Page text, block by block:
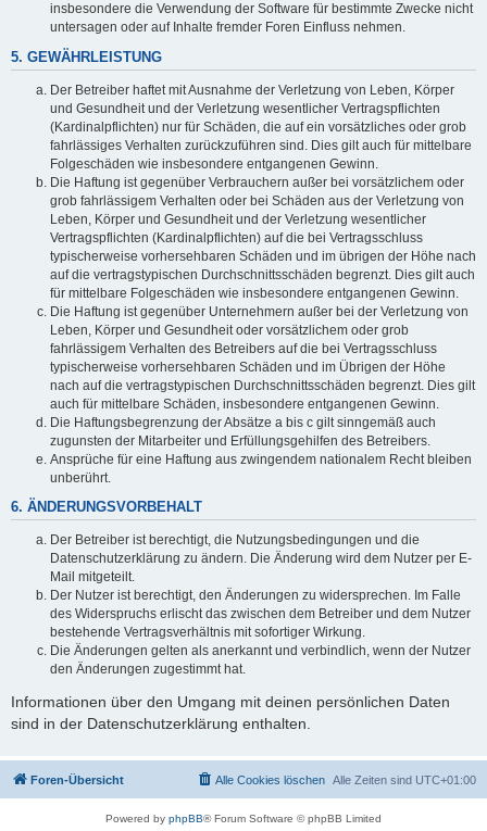
insbesondere die Verwendung der Software für bestimmte Zwecke nicht
untersagen oder auf Inhalte fremder Foren Einfluss nehmen.
5. GEWÄHRLEISTUNG
Der Betreiber haftet mit Ausnahme der Verletzung von Leben, Körper
und Gesundheit und der Verletzung wesentlicher Vertragspflichten
(Kardinalpflichten) nur für Schäden, die auf ein vorsätzliches oder grob
fahrlässiges Verhalten zurückzuführen sind. Dies gilt auch für mittelbare
Folgeschäden wie insbesondere entgangenen Gewinn.
Die Haftung ist gegenüber Verbrauchern außer bei vorsätzlichem oder
grob fahrlässigem Verhalten oder bei Schäden aus der Verletzung von
Leben, Körper und Gesundheit und der Verletzung wesentlicher
Vertragspflichten (Kardinalpflichten) auf die bei Vertragsschluss
typischerweise vorhersehbaren Schäden und im übrigen der Höhe nach
auf die vertragstypischen Durchschnittsschäden begrenzt. Dies gilt auch
für mittelbare Folgeschäden wie insbesondere entgangenen Gewinn.
Die Haftung ist gegenüber Unternehmern außer bei der Verletzung von
Leben, Körper und Gesundheit oder vorsätzlichem oder grob
fahrlässigem Verhalten des Betreibers auf die bei Vertragsschluss
typischerweise vorhersehbaren Schäden und im Übrigen der Höhe
nach auf die vertragstypischen Durchschnittsschäden begrenzt. Dies gilt
auch für mittelbare Schäden, insbesondere entgangenen Gewinn.
Die Haftungsbegrenzung der Absätze a bis c gilt sinngemäß auch
zugunsten der Mitarbeiter und Erfüllungsgehilfen des Betreibers.
Ansprüche für eine Haftung aus zwingendem nationalem Recht bleiben
unberührt.
6. ÄNDERUNGSVORBEHALT
Der Betreiber ist berechtigt, die Nutzungsbedingungen und die
Datenschutzerklärung zu ändern. Die Änderung wird dem Nutzer per E-
Mail mitgeteilt.
Der Nutzer ist berechtigt, den Änderungen zu widersprechen. Im Falle
des Widerspruchs erlischt das zwischen dem Betreiber und dem Nutzer
bestehende Vertragsverhältnis mit sofortiger Wirkung.
Die Änderungen gelten als anerkannt und verbindlich, wenn der Nutzer
den Änderungen zugestimmt hat.
Informationen über den Umgang mit deinen persönlichen Daten
sind in der Datenschutzerklärung enthalten.
Foren-Übersicht Alle Zeiten sind UTC+01:00
Alle Cookies löschen
Powered by phpBB® Forum Software © phpBB Limited